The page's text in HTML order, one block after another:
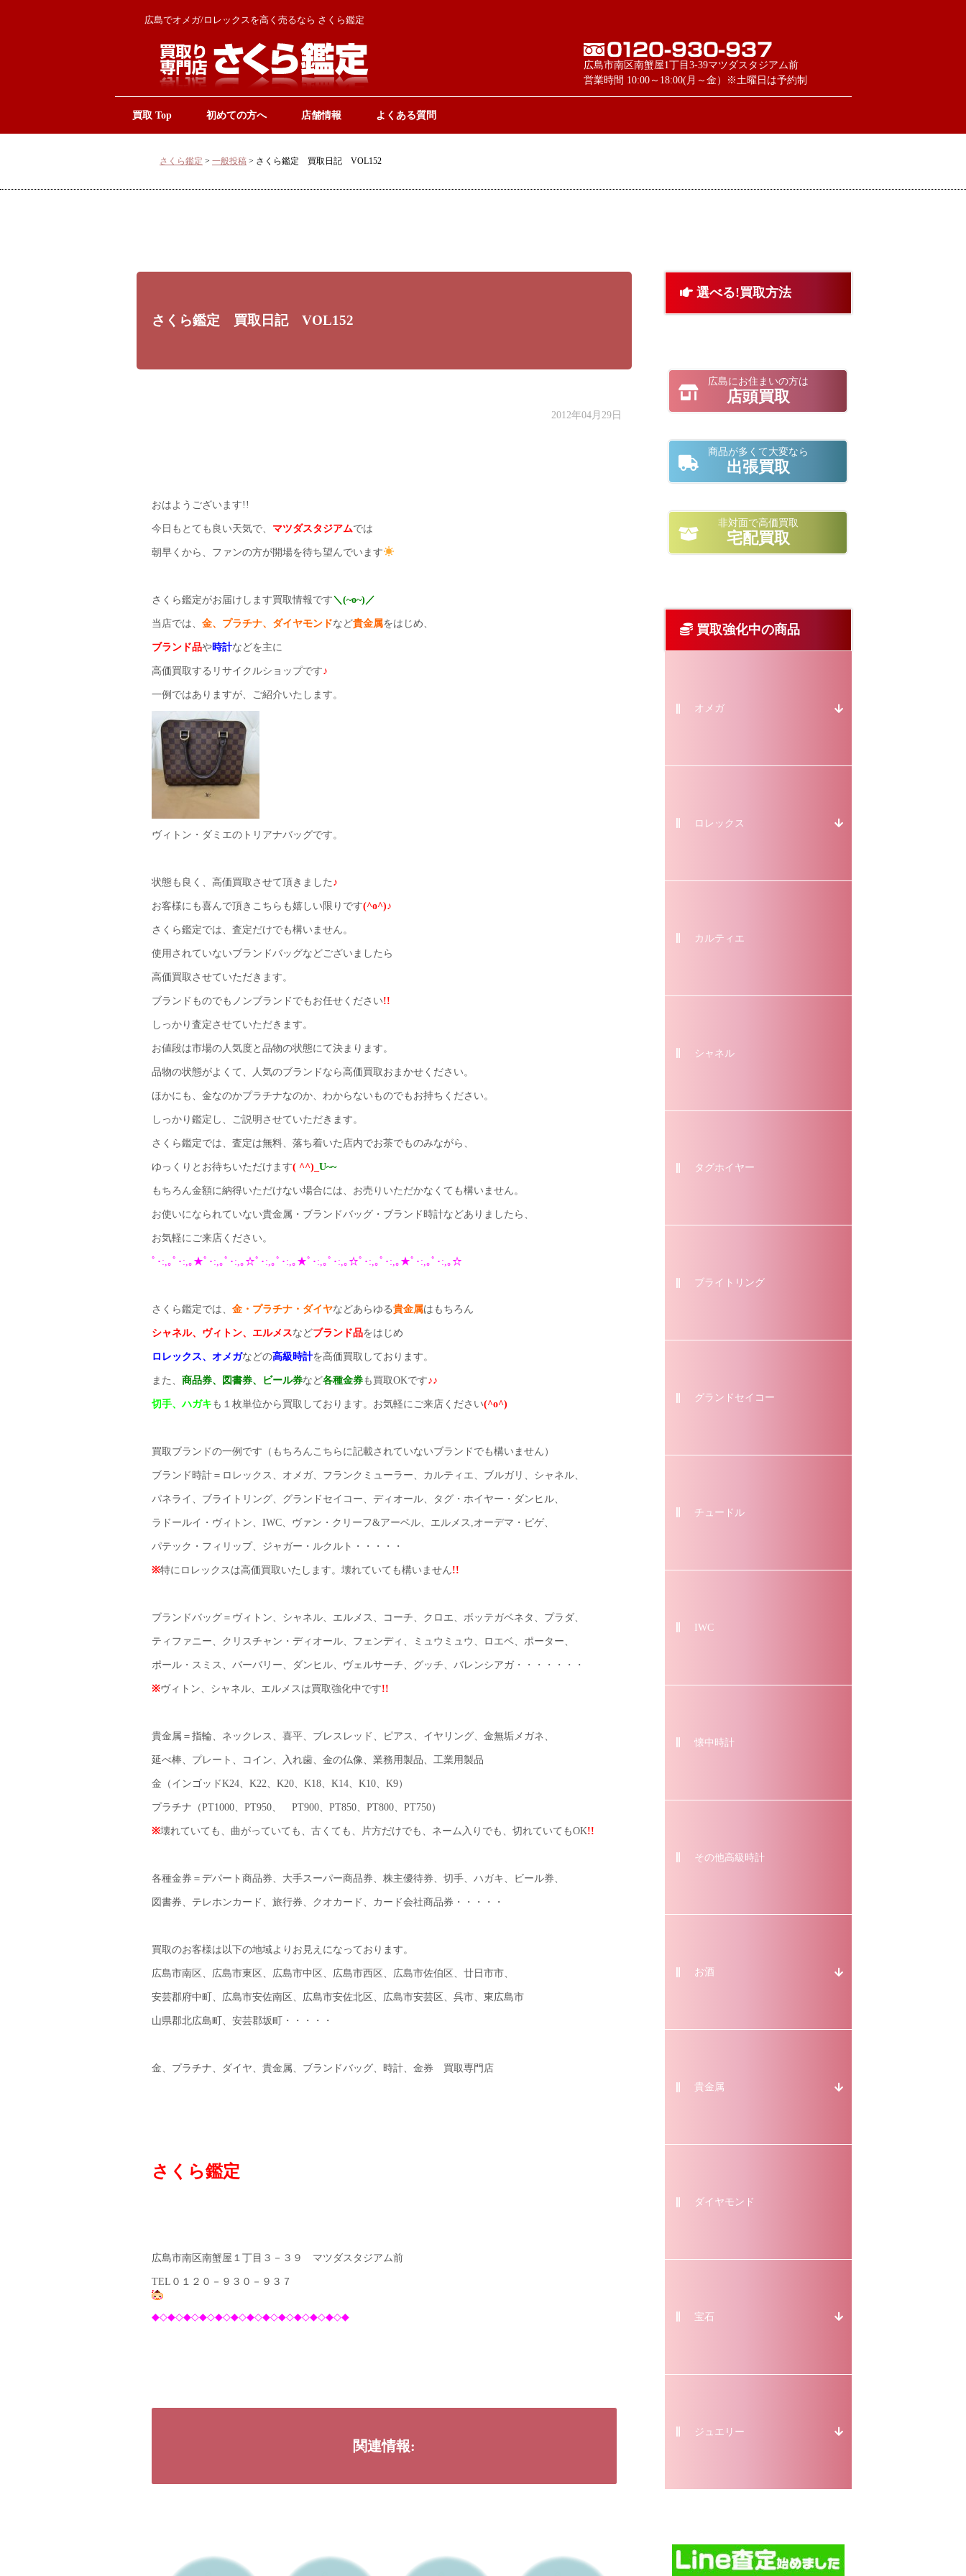
広島でオメガ/ロレックスを高く売るなら さくら鑑定
広島市南区南蟹屋1丁目3-39マツダスタジアム前
営業時間 10:00～18:00(月～金）※土曜日は予約制
買取 Top 初めての方へ 店舗情報 よくある質問
さくら鑑定 > 一般投稿 > さくら鑑定 買取日記 VOL152
さくら鑑定 買取日記 VOL152
2012年04月29日
おはようございます!!
今日もとても良い天気で、 マツダスタジアムでは
朝早くから、ファンの方が開場を待ち望んでいます
さくら鑑定がお届けします買取情報です＼(~o~)／
当店では、 金、プラチナ、ダイヤモンドなど貴金属をはじめ、
ブランド品や時計などを主に
高価買取するリサイクルショップです♪
一例ではありますが、ご紹介いたします。
ヴィトン・ダミエのトリアナバッグです。
状態も良く、高価買取させて頂きました ♪
お客様にも喜んで頂きこちらも嬉しい限りです(^o^)♪
さくら鑑定では、査定だけでも構いません。
使用されていないブランドバッグなどございましたら
高価買取させていただきます。
ブランドものでもノンブランドでもお任せください!!
しっかり査定させていただきます。
お値段は市場の人気度と品物の状態にて決まります。
品物の状態がよくて、人気のブランドなら高価買取おまかせください。
ほかにも、金なのかプラチナなのか、わからないものでもお持ちください。
しっかり鑑定し、ご説明させていただきます。
さくら鑑定では、査定は無料、落ち着いた店内でお茶でものみながら、
ゆっくりとお待ちいただけます( ^^)_ U~~
もちろん金額に納得いただけない場合には、お売りいただかなくても構いません。
お使いになられていない貴金属・ブランドバッグ・ブランド時計などありましたら、
お気軽にご来店ください。
ﾟ･:,｡ﾟ･:,｡★ﾟ･:,｡ﾟ･:,｡☆ﾟ･:,｡ﾟ･:,｡★ﾟ･:,｡ﾟ･:,｡☆ﾟ･:,｡ﾟ･:,｡★ﾟ･:,｡ﾟ･:,｡☆
さくら鑑定では、 金・プラチナ・ダイヤなどあらゆる貴金属はもちろん
シャネル、ヴィトン、エルメスなどブランド品をはじめ
ロレックス、オメガなどの高級時計を高価買取しております。
また、 商品券、図書券、ビール券など各種金券も買取OKです♪♪
切手、ハガキ も１枚単位から買取しております。お気軽にご来店ください(^o^)
買取ブランドの一例です（もちろんこちらに記載されていないブランドでも構いません）
ブランド時計＝ロレックス、オメガ、フランクミューラー、カルティエ、ブルガリ、シャネル、
パネライ、ブライトリング、グランドセイコー、ディオール、タグ・ホイヤー・ダンヒル、
ラドールイ・ヴィトン、IWC、ヴァン・クリーフ&アーベル、エルメス,オーデマ・ピゲ、
パテック・フィリップ、ジャガー・ルクルト・・・・・
※特にロレックスは高価買取いたします。壊れていても構いません!!
ブランドバッグ＝ヴィトン、シャネル、エルメス、コーチ、クロエ、ボッテガベネタ、プラダ、
ティファニー、クリスチャン・ディオール、フェンディ、ミュウミュウ、ロエベ、ポーター、
ポール・スミス、バーバリー、ダンヒル、ヴェルサーチ、グッチ、バレンシアガ・・・・・・・
※ヴィトン、シャネル、エルメスは買取強化中です!!
貴金属＝指輪、ネックレス、喜平、ブレスレッド、ピアス、イヤリング、金無垢メガネ、
延べ棒、プレート、コイン、入れ歯、金の仏像、業務用製品、工業用製品
金（インゴッドK24、K22、K20、K18、K14、K10、K9）
プラチナ（PT1000、PT950、 PT900、PT850、PT800、PT750）
※壊れていても、曲がっていても、古くても、片方だけでも、ネーム入りでも、切れていてもOK!!
各種金券＝デパート商品券、大手スーパー商品券、株主優待券、切手、ハガキ、ビール券、
図書券、テレホンカード、旅行券、クオカード、カード会社商品券・・・・・
買取のお客様は以下の地域よりお見えになっております。
広島市南区、広島市東区、広島市中区、広島市西区、広島市佐伯区、廿日市市、
安芸郡府中町、広島市安佐南区、広島市安佐北区、広島市安芸区、呉市、東広島市
山県郡北広島町、安芸郡坂町・・・・・
金、プラチナ、ダイヤ、貴金属、ブランドバッグ、時計、金券 買取専門店
さくら鑑定
広島市南区南蟹屋１丁目３－３９ マツダスタジアム前
TEL０１２０－９３０－９３７
◆◇◆◇◆◇◆◇◆◇◆◇◆◇◆◇◆◇◆◇◆◇◆◇◆
関連情報:
選べる!買取方法
広島にお住まいの方は
店頭買取
商品が多くて大変なら
出張買取
非対面で高価買取
宅配買取
買取強化中の商品
オメガ
ロレックス
カルティエ
シャネル
タグホイヤー
ブライトリング
グランドセイコー
チュードル
IWC
懐中時計
その他高級時計
お酒
貴金属
ダイヤモンド
宝石
ジュエリー